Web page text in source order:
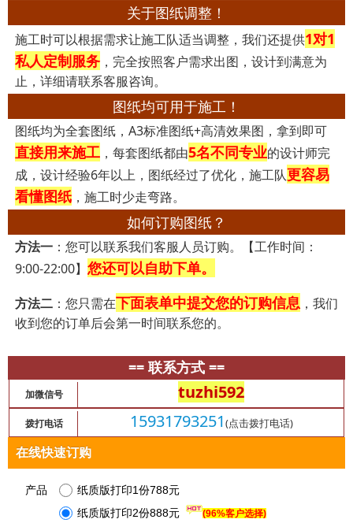
关于图纸调整！
施工时可以根据需求让施工队适当调整，我们还提供1对1
私人定制服务，完全按照客户需求出图，设计到满意为
止，详细请联系客服咨询。
图纸均可用于施工！
图纸均为全套图纸，A3标准图纸+高清效果图，拿到即可
直接用来施工，每套图纸都由5名不同专业的设计师完
成，设计经验6年以上，图纸经过了优化，施工队更容易
看懂图纸，施工时少走弯路。
如何订购图纸？
方法一：您可以联系我们客服人员订购。【工作时间：
9:00-22:00】 您还可以自助下单。
方法二：您只需在下面表单中提交您的订购信息，我们
收到您的订单后会第一时间联系您的。
== 联系方式 ==
加微信号 tuzhi592
拨打电话 15931793251 (点击拨打电话)